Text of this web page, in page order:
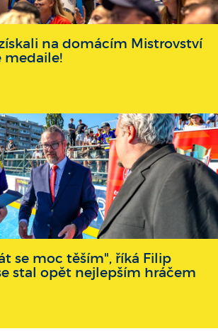
na domácím Mistrovství
medaile!
se moc těším", říká Filip
stal opět nejlepším hráčem